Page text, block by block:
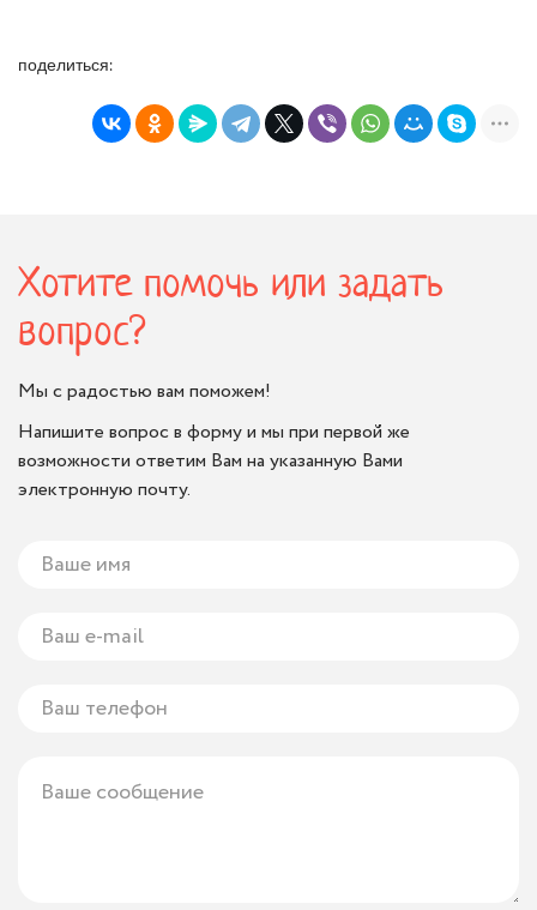
поделиться:
Хотите помочь или задать
вопрос?
Мы с радостью вам поможем!
Напишите вопрос в форму и мы при первой же
возможности ответим Вам на указанную Вами
электронную почту.